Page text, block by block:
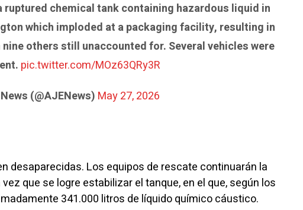
ruptured chemical tank containing hazardous liquid in
which imploded at a packaging facility, resulting in
others still unaccounted for. Several vehicles were
pic.twitter.com/MOz63QRy3R
(@AJENews) May 27, 2026
desaparecidas. Los equipos de rescate continuarán la
que se logre estabilizar el tanque, en el que, según los
341.000 litros de líquido químico cáustico.